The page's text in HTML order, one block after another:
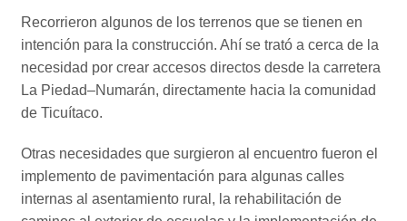
Recorrieron algunos de los terrenos que se tienen en
intención para la construcción. Ahí se trató a cerca de la
necesidad por crear accesos directos desde la carretera
La Piedad–Numarán, directamente hacia la comunidad
de Ticuítaco.
Otras necesidades que surgieron al encuentro fueron el
implemento de pavimentación para algunas calles
internas al asentamiento rural, la rehabilitación de